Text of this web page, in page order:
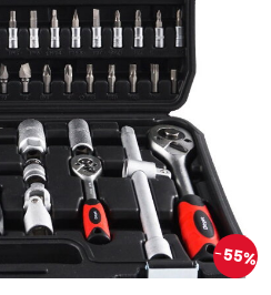
55%